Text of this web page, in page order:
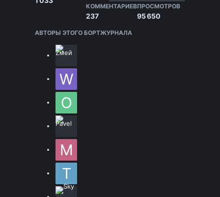
КОММЕНТАРИЕВ
237
ПРОСМОТРОВ
95 650
АВТОРЫ ЭТОГО БОРТЖУРНАЛА